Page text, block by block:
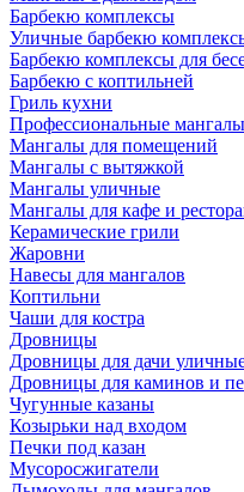
Барбекю комплексы
Уличные барбекю
Барбекю комплексы для
Барбекю с коптильней
Гриль кухни
Профессиональные мангалы
Мангалы для помещений
Мангалы с вытяжкой
Мангалы уличные
Мангалы для кафе и
Керамические грили
Жаровни
Навесы для мангалов
Коптильни
Чаши для костра
Дровницы
Дровницы для дачи
Дровницы для каминов и
Чугунные казаны
Козырьки над входом
Печки под казан
Мусоросжигатели